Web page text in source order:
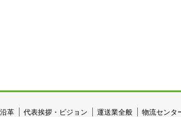
革 代表挨拶・ビジョン 運送業全般 物流センタ